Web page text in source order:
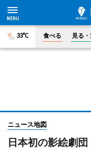
33°C 食べる 見る
ニュース地図
日本初の影絵劇